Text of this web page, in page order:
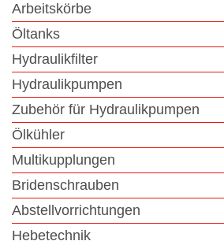
Arbeitskörbe
Öltanks
Hydraulikfilter
Hydraulikpumpen
Zubehör für Hydraulikpumpen
Ölkühler
Multikupplungen
Bridenschrauben
Abstellvorrichtungen
Hebetechnik